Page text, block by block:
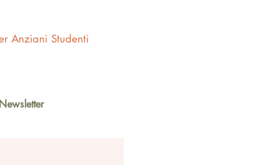
Anziani Studenti
Newsletter